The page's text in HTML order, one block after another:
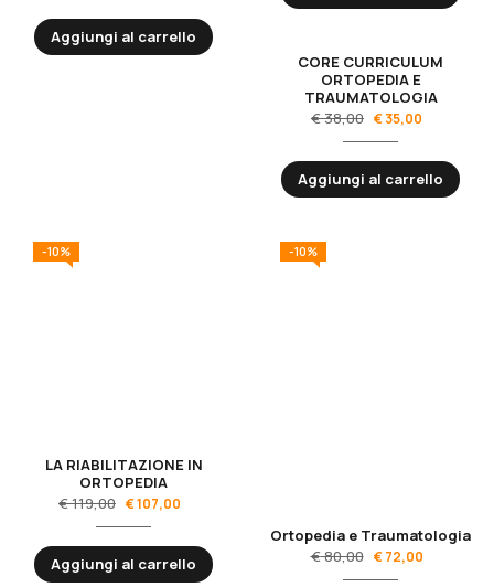
Aggiungi al carrello
-8%
CORE CURRICULUM
ORTOPEDIA E
TRAUMATOLOGIA
€38,00 €35,00
Aggiungi al carrello
-10%
LA RIABILITAZIONE IN
ORTOPEDIA
€119,00 €107,00
Aggiungi al carrello
-10%
Ortopedia e Traumatologia
€80,00 €72,00